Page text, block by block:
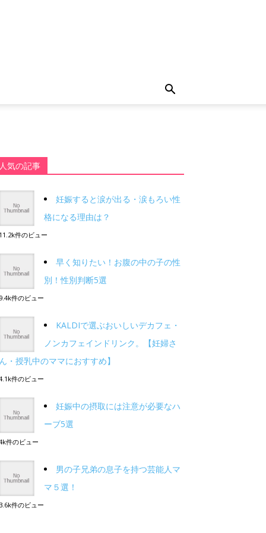
人気の記事
妊娠すると涙が出る・涙もろい性
格になる理由は？
11.2k件のビュー
早く知りたい！お腹の中の子の性
別！性別判断5選
9.4k件のビュー
KALDIで選ぶおいしいデカフェ・
ノンカフェインドリンク。【妊婦さ
ん・授乳中のママにおすすめ】
件のビュー
妊娠中の摂取には注意が必要なハ
ーブ5選
件のビュー
男の子兄弟の息子を持つ芸能人マ
マ５選！
3.6k件のビュー